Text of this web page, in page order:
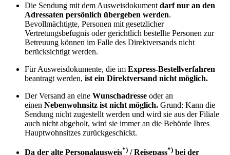
Die Sendung mit dem Ausweisdokument darf nur an den
Adressaten persönlich übergeben werden.
Bevollmächtigte, Personen mit gesetzlicher
Vertretungsbefugnis oder gerichtlich bestellte Personen zur
Betreuung können im Falle des Direktversands nicht
berücksichtigt werden.
Für Ausweisdokumente, die im Express-Bestellverfahren
beantragt werden, ist ein Direktversand nicht möglich.
Der Versand an eine Wunschadresse oder an
einen Nebenwohnsitz ist nicht möglich. Grund: Kann die
Sendung nicht zugestellt werden und wird sie aus der Filiale
auch nicht abgeholt, wird sie immer an die Behörde Ihres
Hauptwohnsitzes zurückgeschickt.
Da der alte Personalausweis*) / Reisepass*) bei der